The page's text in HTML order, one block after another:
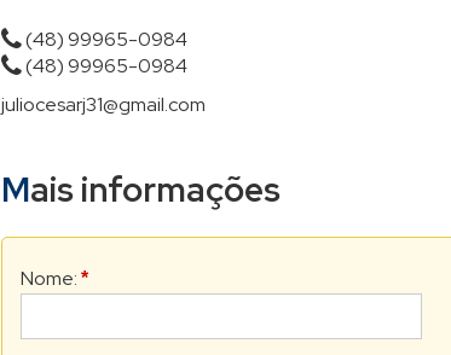
(48) 99965-0984
(48) 99965-0984
juliocesarj31@gmail.com
Mais informações
Nome: *